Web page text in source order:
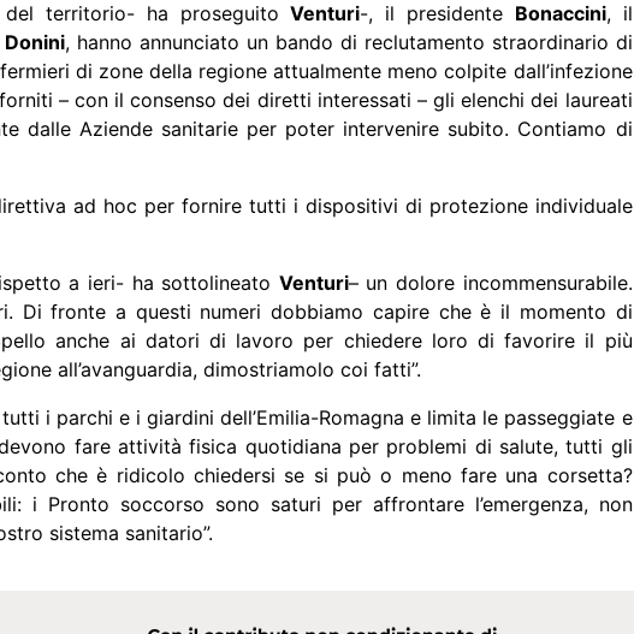
del territorio- ha proseguitoVenturi-, il presidente Bonaccini, il
Donini, hanno annunciato un bando di reclutamento straordinario di
di zone della regione attualmente meno colpite dall’infezione
– con il consenso dei diretti interessati – gli elenchi dei laureati
dalle Aziende sanitarie per poter intervenire subito. Contiamo di
ad hoc per fornire tutti i dispositivi di protezione individuale
a ieri- ha sottolineato Venturi– un dolore incommensurabile.
Di fronte a questi numeri dobbiamo capire che è il momento di
anche ai datori di lavoro per chiedere loro di favorire il più
all’avanguardia, dimostriamolo coi fatti”.
i parchi e i giardini dell’Emilia-Romagna e limita le passeggiate e
fare attività fisica quotidiana per problemi di salute, tutti gli
che è ridicolo chiedersi se si può o meno fare una corsetta?
i Pronto soccorso sono saturi per affrontare l’emergenza, non
sistema sanitario”.